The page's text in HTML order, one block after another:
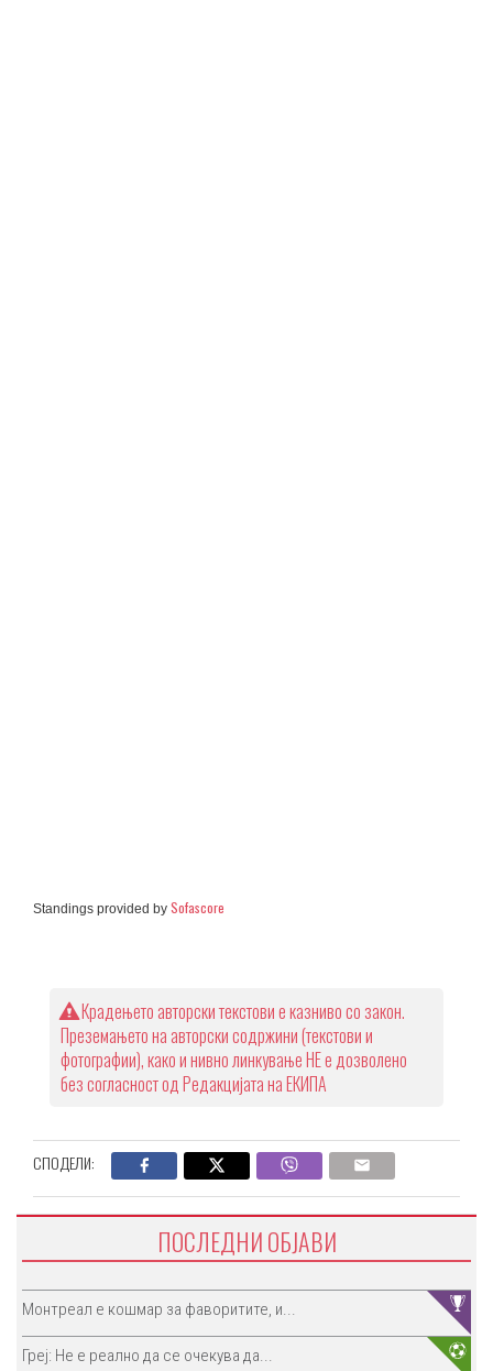
Standings provided by Sofascore
Крадењето авторски текстови е казниво со закон.
Преземањето на авторски содржини (текстови и
фотографии), како и нивно линкување НЕ е дозволено
без согласност од Редакцијата на ЕКИПА
СПОДЕЛИ:
ПОСЛЕДНИ ОБЈАВИ
Монтреал е кошмар за фаворитите, и...
Греј: Не е реално да се очекува да...